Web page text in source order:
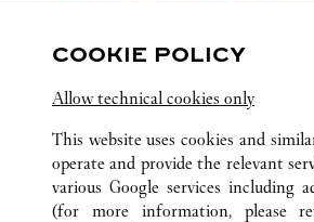
Jiangsu Suzhou Gusu District
COOKIE POLICY
Allow technical cookies only
This website uses cookies and
operate and provide the relevant
various Google services including
(for more information, please